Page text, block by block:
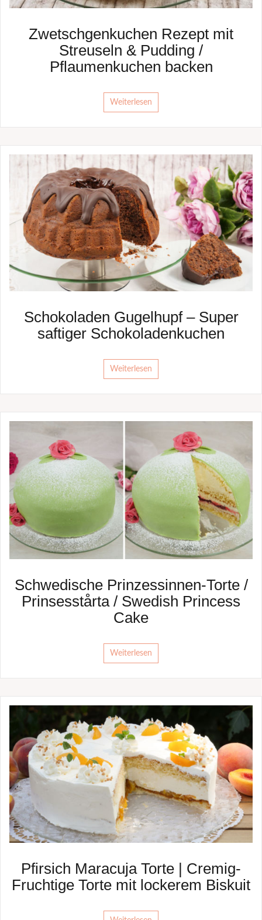
Zwetschgenkuchen Rezept mit
Streuseln & Pudding /
Pflaumenkuchen backen
Weiterlesen
Schokoladen Gugelhupf – Super
saftiger Schokoladenkuchen
Weiterlesen
Schwedische Prinzessinnen-Torte /
Prinsesstårta / Swedish Princess
Cake
Weiterlesen
Pfirsich Maracuja Torte | Cremig-
Fruchtige Torte mit lockerem Biskuit